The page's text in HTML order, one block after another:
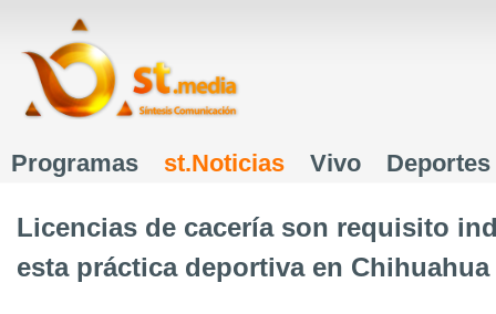
Menú principal
Programas st.Noticias Vivo Deportes
Licencias de cacería son requisito
esta práctica deportiva en Chihuahua